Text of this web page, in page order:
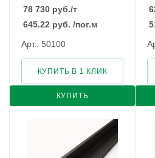
78 730 руб./т
645.22 руб. /пог.м
Арт.: 50100
КУПИТЬ
КУПИТЬ В 1 КЛИК